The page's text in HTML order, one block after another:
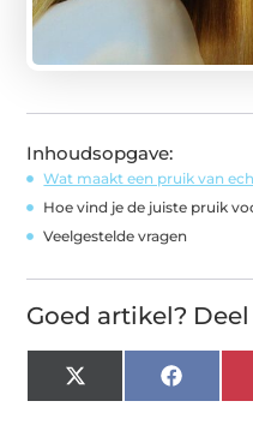
Inhoudsopgave:
Wat maakt een pruik van
Hoe vind je de juiste pruik
Veelgestelde vragen
Goed artikel?
X
(Twitter)